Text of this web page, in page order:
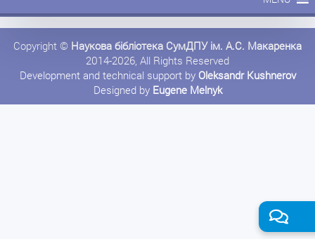
Copyright © Наукова бібліотека СумДПУ ім. А.С. Макаренка
2014-2026, All Rights Reserved
Development and technical support by Oleksandr Kushnerov
Designed by Eugene Melnyk